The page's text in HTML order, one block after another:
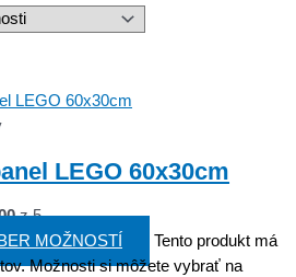
LEGO 60x30cm
z 5
MOŽNOSTÍ
Tento produkt má
Možnosti si môžete vybrať na